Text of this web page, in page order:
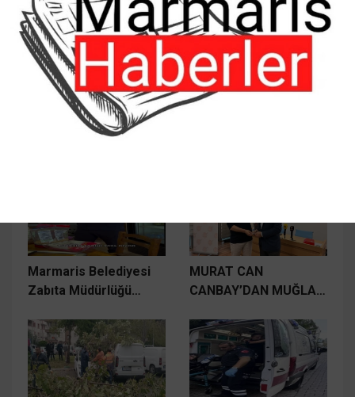
Marmaris Belediye
Marmaris Belediyesi
Zabıta Müdürlüğü
MURAT CAN
CANBAY’DAN MUĞLA
ETKİLİ HABER”
SEMİNERİ